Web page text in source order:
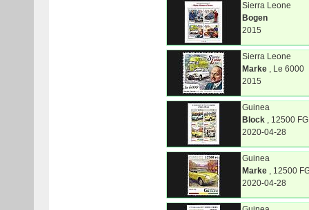
Sierra Leone
Bogen
2015
Sierra Leone
Marke , Le 6000
2015
Guinea
Block , 12500 FG
2020-04-28
Guinea
Marke , 12500
2020-04-28